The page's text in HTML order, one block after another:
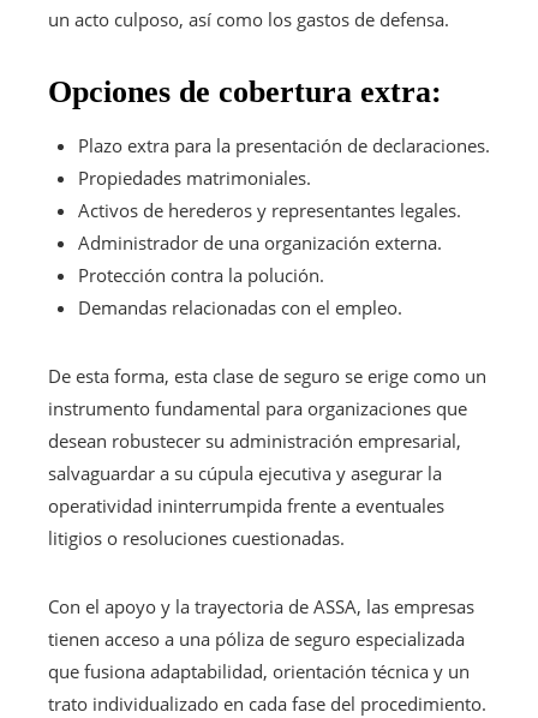
un acto culposo, así como los gastos de defensa.
Opciones de cobertura extra:
Plazo extra para la presentación de declaraciones.
Propiedades matrimoniales.
Activos de herederos y representantes legales.
Administrador de una organización externa.
Protección contra la polución.
Demandas relacionadas con el empleo.
De esta forma, esta clase de seguro se erige como un
instrumento fundamental para organizaciones que
desean robustecer su administración empresarial,
salvaguardar a su cúpula ejecutiva y asegurar la
operatividad ininterrumpida frente a eventuales
litigios o resoluciones cuestionadas.
Con el apoyo y la trayectoria de ASSA, las empresas
tienen acceso a una póliza de seguro especializada
que fusiona adaptabilidad, orientación técnica y un
trato individualizado en cada fase del procedimiento.